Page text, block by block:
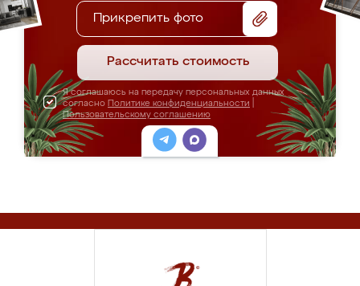
Прикрепить фото
Рассчитать стоимость
Я соглашаюсь на передачу персональных данных
согласно Политике конфиденциальности
Пользовательскому соглашению